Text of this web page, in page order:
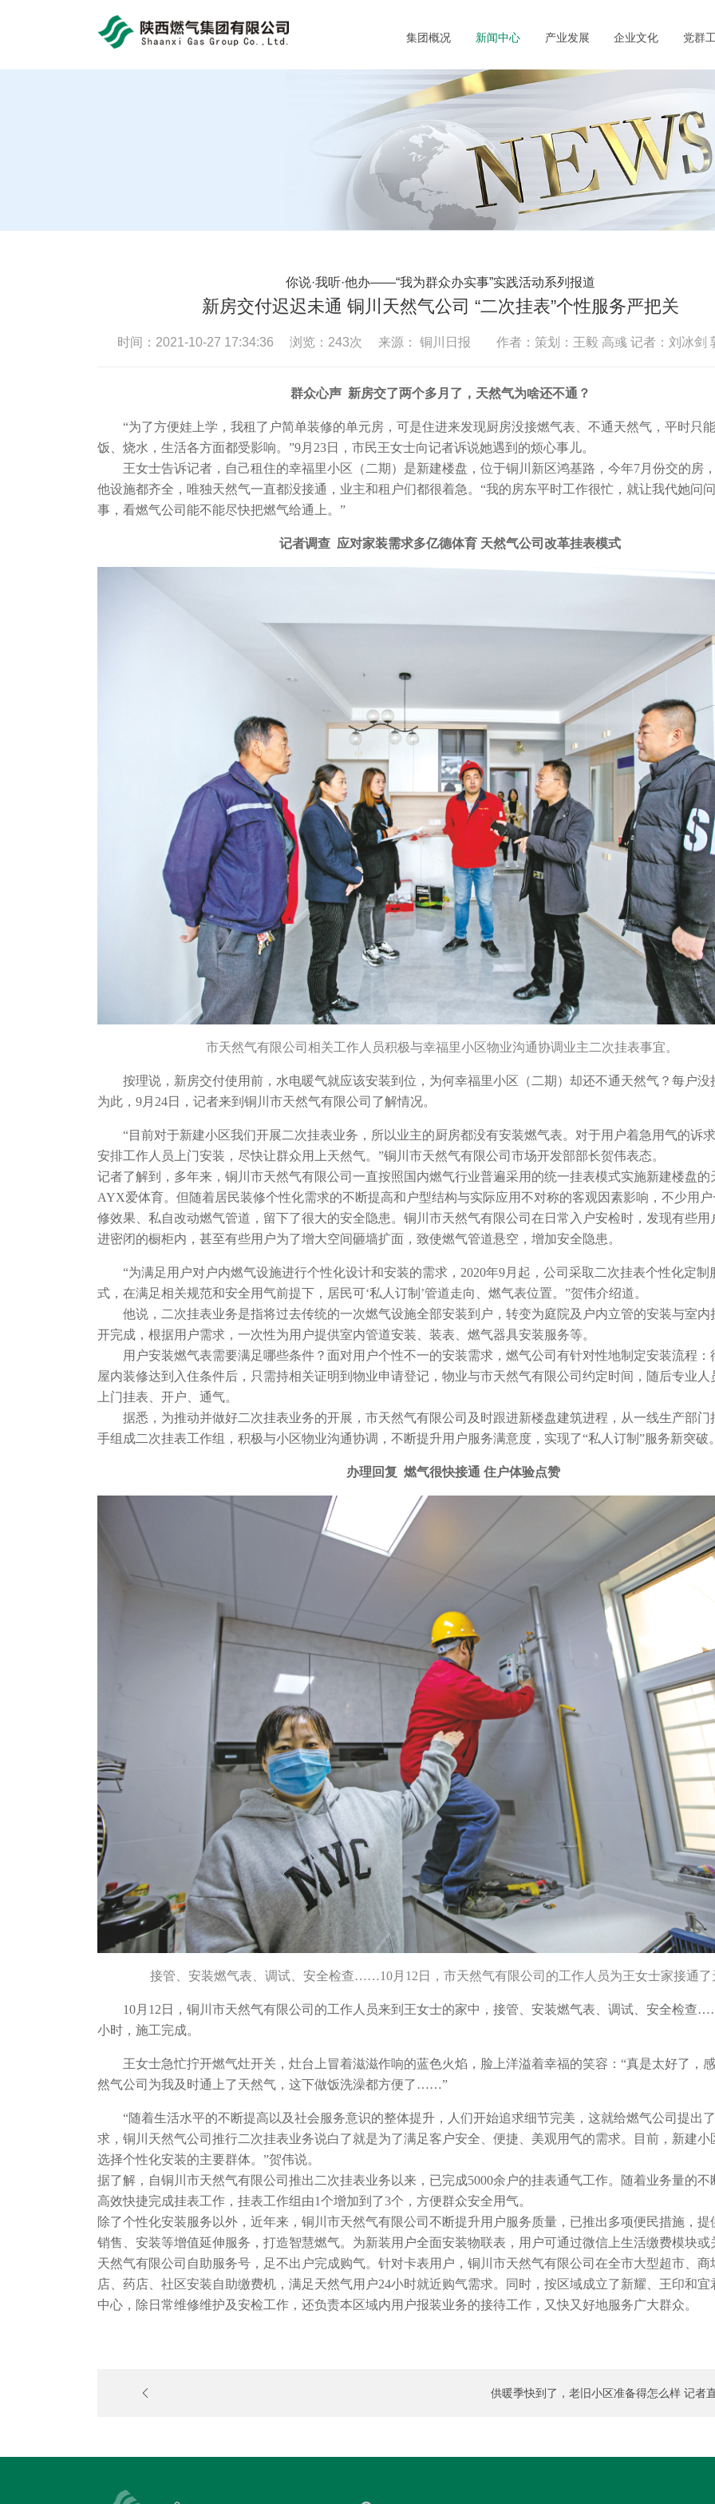
bob体育官方app 集团概况 新闻中心 产业发展 企业文化 党群
你说·我听·他办——“我为群众办实事”实践活动系列报道
新房交付迟迟未通 铜川天然气公司 “二次挂表”个性服务严把关
时间：2021-10-27 17:34:36 浏览： 243次 来源： 铜川日报 作者：策划：王毅 高彧 记者：刘冰剑
群众心声 新房交了两个多月了，天然气为啥还不通？
“为了方便娃上学，我租了户简单装修的单元房，可是住进来发现厨房没接燃气表、不通天然气，平时只
饭、烧水，生活各方面都受影响。”9月23日，市民王女士向记者诉说她遇到的烦心事儿。
王女士告诉记者，自己租住的幸福里小区（二期）是新建楼盘，位于铜川新区鸿基路，今年7月份交的房
他设施都齐全，唯独天然气一直都没接通，业主和租户们都很着急。“我的房东平时工作很忙，就让我代她问
事，看燃气公司能不能尽快把燃气给通上。”
记者调查 应对家装需求多亿德体育 天然气公司改革挂表模式
市天然气有限公司相关工作人员积极与幸福里小区物业沟通协调业主二次挂表事宜。
按理说，新房交付使用前，水电暖气就应该安装到位，为何幸福里小区（二期）却还不通天然气？每户没
为此，9月24日，记者来到铜川市天然气有限公司了解情况。
“目前对于新建小区我们开展二次挂表业务，所以业主的厨房都没有安装燃气表。对于用户着急用气的诉
安排工作人员上门安装，尽快让群众用上天然气。”铜川市天然气有限公司市场开发部部长贺伟表态。
记者了解到，多年来，铜川市天然气有限公司一直按照国内燃气行业普遍采用的统一挂表模式实施新建楼盘的
AYX爱体育。但随着居民装修个性化需求的不断提高和户型结构与实际应用不对称的客观因素影响，不少用
修效果、私自改动燃气管道，留下了很大的安全隐患。铜川市天然气有限公司在日常入户安检时，发现有些用
进密闭的橱柜内，甚至有些用户为了增大空间砸墙扩面，致使燃气管道悬空，增加安全隐患。
“为满足用户对户内燃气设施进行个性化设计和安装的需求，2020年9月起，公司采取二次挂表个性化定制
式，在满足相关规范和安全用气前提下，居民可‘私人订制’管道走向、燃气表位置。”贺伟介绍道。
他说，二次挂表业务是指将过去传统的一次燃气设施全部安装到户，转变为庭院及户内立管的安装与室内
开完成，根据用户需求，一次性为用户提供室内管道安装、装表、燃气器具安装服务等。
用户安装燃气表需要满足哪些条件？面对用户个性不一的安装需求，燃气公司有针对性地制定安装流程：
屋内装修达到入住条件后，只需持相关证明到物业申请登记，物业与市天然气有限公司约定时间，随后专业人
上门挂表、开户、通气。
据悉，为推动并做好二次挂表业务的开展，市天然气有限公司及时跟进新楼盘建筑进程，从一线生产部门
手组成二次挂表工作组，积极与小区物业沟通协调，不断提升用户服务满意度，实现了“私人订制”服务新突破
办理回复 燃气很快接通 住户体验点赞
接管、安装燃气表、调试、安全检查……10月12日，市天然气有限公司的工作人员为王女士家接通了
10月12日，铜川市天然气有限公司的工作人员来到王女士的家中，接管、安装燃气表、调试、安全检查
小时，施工完成。
王女士急忙拧开燃气灶开关，灶台上冒着滋滋作响的蓝色火焰，脸上洋溢着幸福的笑容：“真是太好了，
然气公司为我及时通上了天然气，这下做饭洗澡都方便了……”
“随着生活水平的不断提高以及社会服务意识的整体提升，人们开始追求细节完美，这就给燃气公司提出
求，铜川天然气公司推行二次挂表业务说白了就是为了满足客户安全、便捷、美观用气的需求。目前，新建小
选择个性化安装的主要群体。”贺伟说。
据了解，自铜川市天然气有限公司推出二次挂表业务以来，已完成5000余户的挂表通气工作。随着业务量的不
高效快捷完成挂表工作，挂表工作组由1个增加到了3个，方便群众安全用气。
除了个性化安装服务以外，近年来，铜川市天然气有限公司不断提升用户服务质量，已推出多项便民措施，提
销售、安装等增值延伸服务，打造智慧燃气。为新装用户全面安装物联表，用户可通过微信上生活缴费模块或
天然气有限公司自助服务号，足不出户完成购气。针对卡表用户，铜川市天然气有限公司在全市大型超市、商
店、药店、社区安装自助缴费机，满足天然气用户24小时就近购气需求。同时，按区域成立了新耀、王印和宜
中心，除日常维修维护及安检工作，还负责本区域内用户报装业务的接待工作，又快又好地服务广大群众。
供暖季快到了，老旧小区准备得怎么样 记者